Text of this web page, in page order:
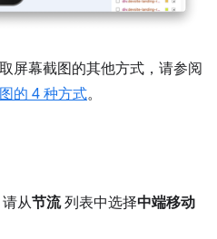
屏幕截图的其他方式，请参阅
的 4 种方式。
从节流列表中选择中端移动